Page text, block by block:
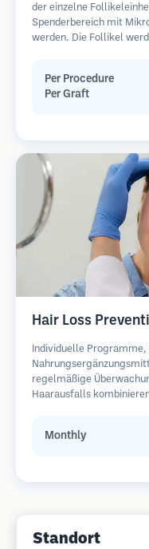
der einzelne
Spenderbereich mit
werden. Die Follikel
im Vergleich zu
Per Procedure
Per Graft
Hair Loss
Individuelle
regelmäßige
Haarausfalls
Monthly
Standort